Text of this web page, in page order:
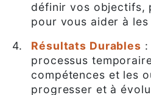
définir vos objectifs,
pour vous aider à
Résultats Durables :
processus
compétences et les
progresser et à